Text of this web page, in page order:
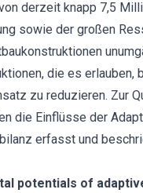
derzeit knapp 7,5
sowie der großen
die es
zu reduzieren. Zur
die Einflüsse der
erfasst und
potentials of